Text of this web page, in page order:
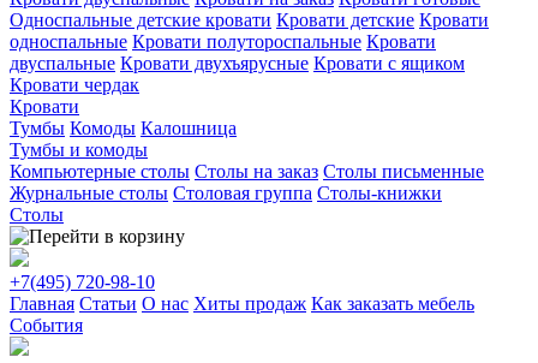
Односпальные детские кровати Кровати детские Кровати
односпальные Кровати полутороспальные Кровати
двуспальные Кровати двухъярусные Кровати с ящиком
Кровати чердак
Кровати
Тумбы Комоды Калошница
Тумбы и комоды
Компьютерные столы Столы на заказ Столы письменные
Журнальные столы Столовая группа Столы-книжки
Столы
+7(495) 720-98-10
Главная Статьи О нас Хиты продаж Как заказать мебель
События